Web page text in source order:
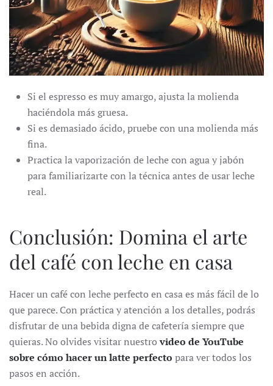
Si el espresso es muy amargo, ajusta la molienda
haciéndola más gruesa.
Si es demasiado ácido, pruebe con una molienda más
fina.
Practica la vaporización de leche con agua y jabón
para familiarizarte con la técnica antes de usar leche
real.
Conclusión: Domina el arte
del café con leche en casa
Hacer un café con leche perfecto en casa es más fácil de lo
que parece. Con práctica y atención a los detalles, podrás
disfrutar de una bebida digna de cafetería siempre que
quieras. No olvides visitar nuestrovideo de YouTube
sobre cómo hacer un latte perfecto para ver todos los
pasos en acción.